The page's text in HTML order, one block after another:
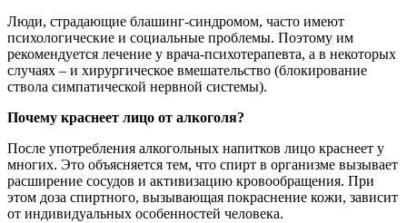
Люди, страдающие блашинг-синдромом, часто имеют
психологические и социальные проблемы. Поэтому им
рекомендуется лечение у врача-психотерапевта, а в некоторых
случаях – и хирургическое вмешательство (блокирование
ствола симпатической нервной системы).
Почему краснеет лицо от алкоголя?
После употребления алкогольных напитков лицо краснеет у
многих. Это объясняется тем, что спирт в организме вызывает
расширение сосудов и активизацию кровообращения. При
этом доза спиртного, вызывающая покраснение кожи, зависит
от индивидуальных особенностей человека.